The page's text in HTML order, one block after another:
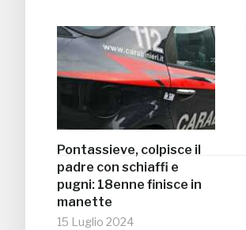
Pontassieve, colpisce il
padre con schiaffi e
pugni: 18enne finisce in
manette
15 Luglio 2024